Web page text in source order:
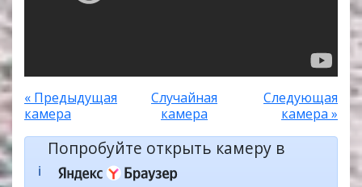
« Предыдущая
камера
Случайная
камера
Следующая
камера »
ℹ️
Попробуйте открыть камеру в